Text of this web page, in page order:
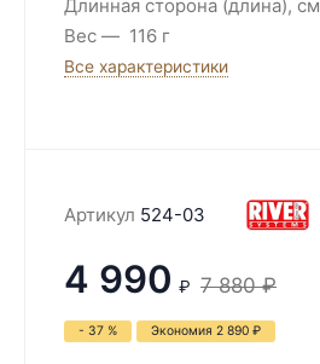
Длинная сторона (длина), см
Вес
116 г
Все характеристики
Артикул 524-03
4 990 ₽ 7 880 ₽
- 37 % Экономия 2 890 ₽